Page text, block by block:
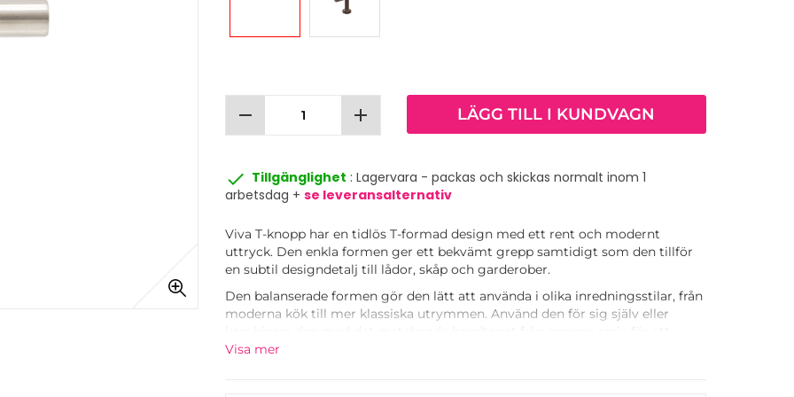
remove add LÄGG TILL I KUNDVAGN
done Tillgänglighet : Lagervara - packas och skickas normalt inom 1
arbetsdag + se leveransalternativ
Viva T-knopp har en tidlös T-formad design med ett rent och modernt
uttryck. Den enkla formen ger ett bekvämt grepp samtidigt som den tillför
en subtil designdetalj till lådor, skåp och garderober.
Den balanserade formen gör den lätt att använda i olika inredningsstilar, från
moderna kök till mer klassiska utrymmen. Använd den för sig själv eller
skapa ett enhetligt utseende i dina möbler.
Visa mer